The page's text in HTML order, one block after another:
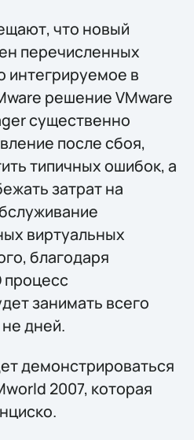
что новый
перечисленных
интегрируемое в
решение VMware
существенно
после сбоя,
типичных ошибок, а
затрат на
виртуальных
благодаря
занимать всего
дней.
демонстрироваться
2007, которая